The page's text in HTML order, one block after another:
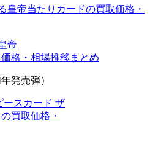
帝
格・相場推移まとめ
発売弾）